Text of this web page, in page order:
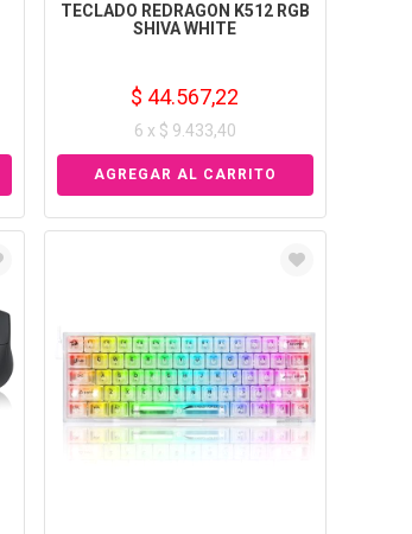
TECLADO REDRAGON K512 RGB
SHIVA WHITE
$ 44.567,22
6 x $ 9.433,40